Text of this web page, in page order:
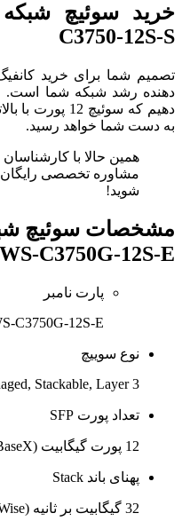
خرید سوئیچ شبکه
C3750-12S-S
دهنده رشد شبکه شما است.
دهیم که
به دست شما خواهد رسید.
همین حالا با کارشناسان
مشاوره تخصصی رایگان
شوید!
مشخصات
WS-C3750G-12S-E استوک
پارت نامبر
C3750G-12S-E
نوع سوییچ
Stackable, Layer 3
تعداد پورت SFP
12 پورت گیگابیت SFP (1000BaseX)
پهنای باند Stack
32 گیگابیت بر ثانیه (StackWise)